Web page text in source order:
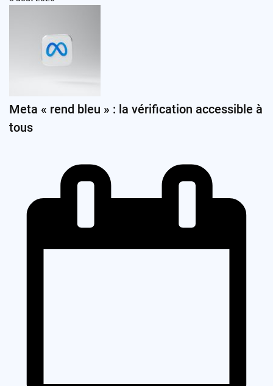
Meta « rend bleu » : la vérification accessible à
tous